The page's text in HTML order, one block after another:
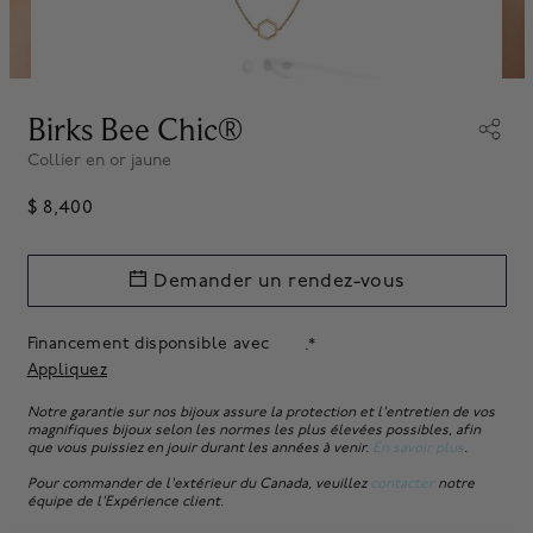
Birks Bee Chic®
Collier en or jaune
$ 8,400
Financement disponsible avec
.*
Appliquez
Demander un rendez-vous
Notre garantie sur nos bijoux assure la protection et l'entretien de vos
magnifiques bijoux selon les normes les plus élevées possibles, afin
que vous puissiez en jouir durant les années à venir. En savoir plus.
Pour commander de l'extérieur du Canada, veuillez contacternotre
équipe de l'Expérience client.